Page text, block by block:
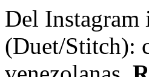
Del Instagram
(Duet/Stitch):